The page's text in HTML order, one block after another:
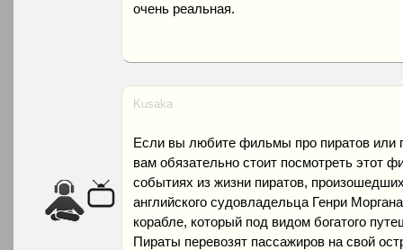
очень реальная.
Kusaka
Если вы любите фильмы про пиратов или
вам обязательно стоит посмотреть этот
событиях из жизни пиратов,
английского судовладельца Генри
корабле, который под видом богатого
Пираты перевозят пассажиров на свой